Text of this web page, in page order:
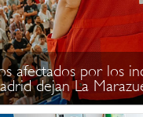
afectados por los
dejan La